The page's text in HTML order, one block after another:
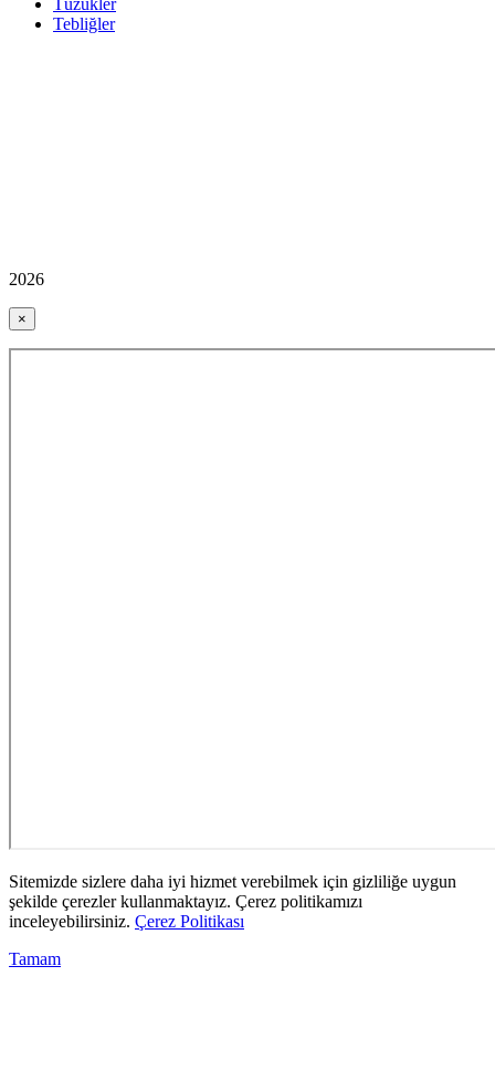
Tüzükler
Tebliğler
2026
×
Sitemizde sizlere daha iyi hizmet verebilmek için gizliliğe uygun
şekilde çerezler kullanmaktayız. Çerez politikamızı
inceleyebilirsiniz. Çerez Politikası
Tamam